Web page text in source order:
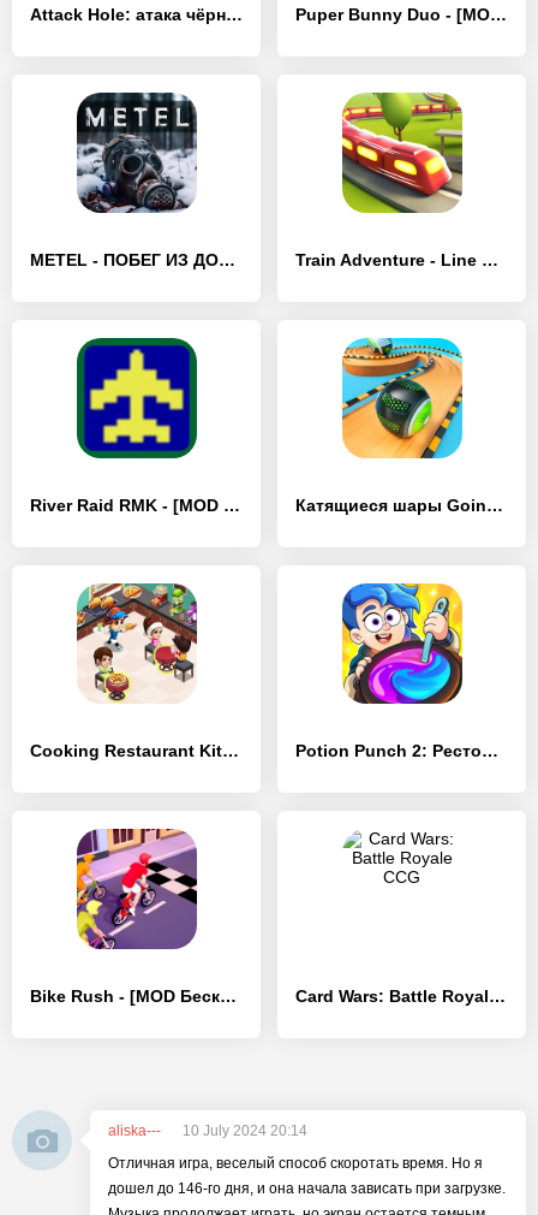
Attack Hole: атака чёрной дыры - [MOD Бесконечные монеты] Puper Bunny Duo - [MOD Бесконечные монеты]
METEL - ПОБЕГ ИЗ ДОМА МАНЬЯКА - [MOD Бесконечные монеты] Train Adventure - Line Game - [MOD Бесконечные монеты]
River Raid RMK - [MOD Бесконечные монеты] Катящиеся шары Going Ball game - [MOD Бесконечные монеты]
Cooking Restaurant Kitchen - [MOD Бесконечные монеты] Potion Punch 2: Ресторан Игры - [MOD Бесконечные монеты]
Bike Rush - [MOD Бесконечные монеты] Card Wars: Battle Royale CCG
aliska---
10 July 2024 20:14
Отличная игра, веселый способ скоротать время. Но я
дошел до 146-го дня, и она начала зависать при загрузке.